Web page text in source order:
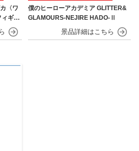
〈ワ
ギュ
僕のヒーローアカデミア GLITTER&
GLAMOURS-NEJIRE HADO-Ⅱ